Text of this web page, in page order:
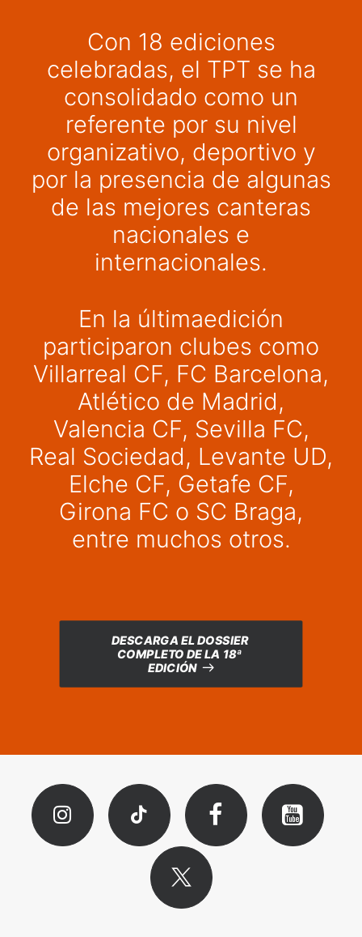
Con 18 ediciones
celebradas, el TPT se ha
consolidado como un
referente por su nivel
organizativo, deportivo y
por la presencia de algunas
de las mejores canteras
nacionales e
internacionales.
En la últimaedición
participaron clubes como
Villarreal CF, FC Barcelona,
Atlético de Madrid,
Valencia CF, Sevilla FC,
Real Sociedad, Levante UD,
Elche CF, Getafe CF,
Girona FC o SC Braga,
entre muchos otros.
DESCARGA EL DOSSIER
COMPLETO DE LA 18ª
EDICIÓN